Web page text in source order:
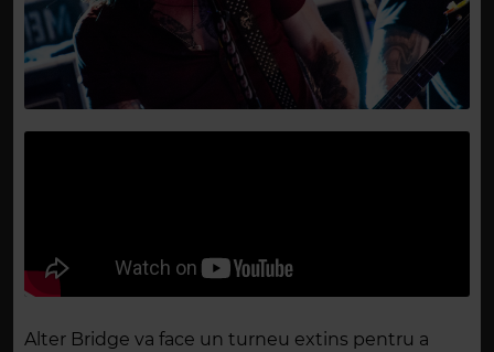
Alter Bridge va face un turneu extins pentru a